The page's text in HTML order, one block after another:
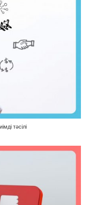
тәсілі